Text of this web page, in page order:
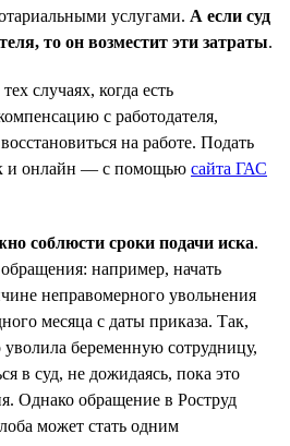
услугами. А если суд
то он возместит эти затраты.
случаях, когда есть
с работодателя,
на работе. Подать
и онлайн — с помощью сайта ГАС
соблюсти сроки подачи иска.
например, начать
неправомерного увольнения
месяца с даты приказа. Так,
беременную сотрудницу,
в суд, не дожидаясь, пока это
Однако обращение в Роструд
может стать одним